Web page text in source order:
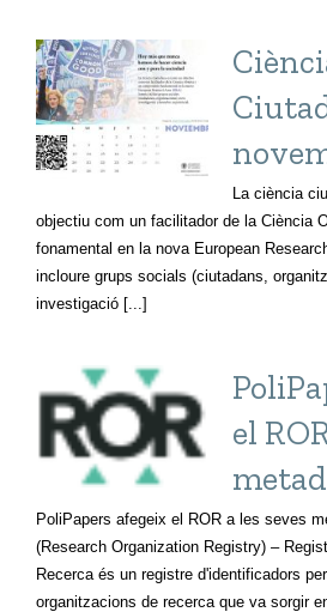
La ciència
objectiu com un facilitador de la Ciència
fonamental en la nova European
incloure grups socials (ciutadans,
investigació [...]
el
PoliPapers afegeix el ROR a les seves
(Research Organization Registry) –
Recerca és un registre d'identificadors
organitzacions de recerca que va sorgir